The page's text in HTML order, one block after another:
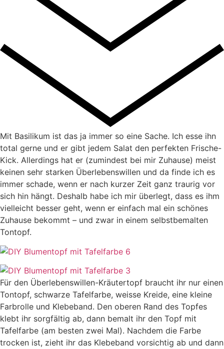
Mit Basilikum ist das ja immer so eine Sache. Ich esse ihn
total gerne und er gibt jedem Salat den perfekten Frische-
Kick. Allerdings hat er (zumindest bei mir Zuhause) meist
keinen sehr starken Überlebenswillen und da finde ich es
immer schade, wenn er nach kurzer Zeit ganz traurig vor
sich hin hängt. Deshalb habe ich mir überlegt, dass es ihm
vielleicht besser geht, wenn er einfach mal ein schönes
Zuhause bekommt – und zwar in einem selbstbemalten
Tontopf.
Für den Überlebenswillen-Kräutertopf braucht ihr nur einen
Tontopf, schwarze Tafelfarbe, weisse Kreide, eine kleine
Farbrolle und Klebeband. Den oberen Rand des Topfes
klebt ihr sorgfältig ab, dann bemalt ihr den Topf mit
Tafelfarbe (am besten zwei Mal). Nachdem die Farbe
trocken ist, zieht ihr das Klebeband vorsichtig ab und dann